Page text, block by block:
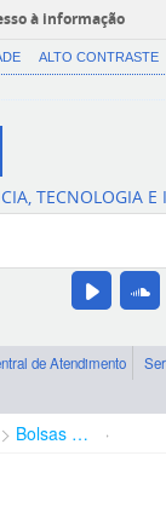
à informação
ALTO CONTRASTE
TECNOLOGIA E
de Atendimento
Bolsas e Auxílios Vigentes